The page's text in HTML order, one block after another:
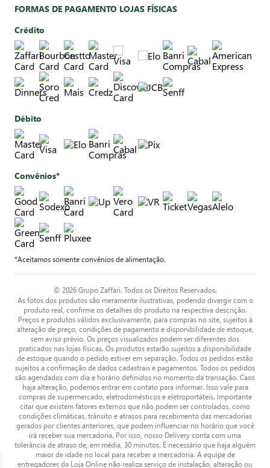
FORMAS DE PAGAMENTO LOJAS FÍSICAS
Crédito
Débito
Convênios*
*Aceitamos somente convênios de alimentação.
© 2026 Grupo Zaffari. Todos os Direitos Reservados.
As fotos dos produtos são meramente ilustrativas, podendo divergir com o
produto real, confirme os detalhes do produto na respectiva descrição.
Preços e produtos válidos exclusivamente, para compras no site, sujeitos à
alteração de preço, condições de pagamento e disponibilidade de estoque,
sem aviso prévio. Os preços visualizados podem ser diferentes dos
praticados nas lojas físicas. Os produtos estarão sujeitos a disponibilidade
de estoque quando o pedido estiver em separação. Todos os pedidos estão
sujeitos a confirmação de dados cadastrais e pagamentos. Todos os pedidos
são agendados com dia e horário definidos no momento da transação. Caso
haja alteração, podemos entrar em contato para informar. Isso vale para
compras de supermercado, eletrodomésticos e eletroportáteis. Importante
citar que existem fatores externos que não podem ser controlados, como
condições climáticas, trânsito e atrasos para recebimento das mercadorias
gerados por clientes anteriores, que podem influenciar no horário que você
irá receber sua mercadoria. Por isso, nosso Delivery conta com uma
tolerância de atraso de, em média, 30 minutos. É necessário que haja alguém
maior de idade no local para receber a mercadoria. A equipe de
entregadores da Loja Online não realiza serviço de instalação, alteração ou